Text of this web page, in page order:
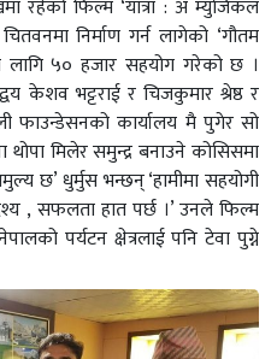
रहेको फिल्म ‘यात्रा : अ म्युजिकल
निर्माण गर्न लागेको ‘गौतम
लागि ५० हजार सहयोग गरेको छ ।
केशव भट्टराई र चिजकुमार श्रेष्ठ र
फाउन्डेसनको कार्यालय मै पुगेर सो
थोपा मिलेर समुन्द्र बनाउने कोसिसमा
छ’ धुर्मुस भन्छन् ‘हामीमा सहयोगी
, सफलता हात पर्छ ।’ उनले फिल्म
पर्यटन क्षेत्रलाई पनि टेवा पुग्ने